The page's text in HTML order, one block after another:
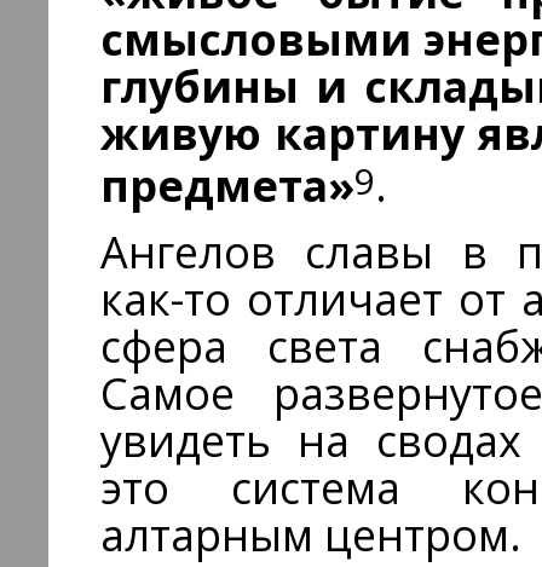
смысловыми
глубины и
живую картину
предмета»9.
Ангелов славы в
как-то отличает от
сфера света
Самое
увидеть на
это система
алтарным центром.